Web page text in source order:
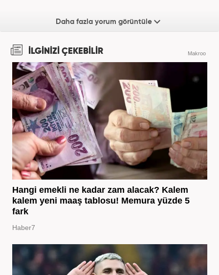
Daha fazla yorum görüntüle
İLGİNİZİ ÇEKEBİLİR Makroo
Hangi emekli ne kadar zam alacak? Kalem
kalem yeni maaş tablosu! Memura yüzde 5
fark
Haber7